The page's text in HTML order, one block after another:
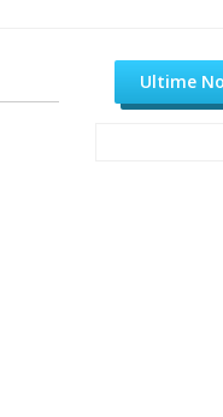
Ultime